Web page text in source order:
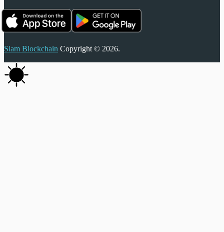
Siam Blockchain Copyright © 2026.